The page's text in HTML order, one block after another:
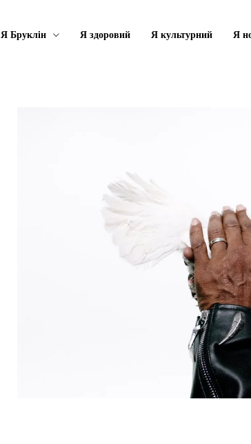
Я Бруклін Я здоровий Я культурний Я